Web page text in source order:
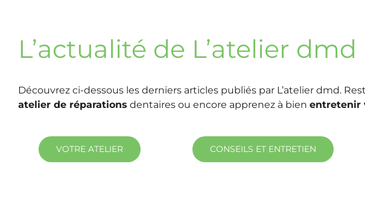
L’actualité de L’atelier dmd
Découvrez ci-dessous les derniers articles publiés par L’atelier dmd.
atelier de réparations dentaires ou encore apprenez à bien entretenir
VOTRE ATELIER CONSEILS ET ENTRETIEN